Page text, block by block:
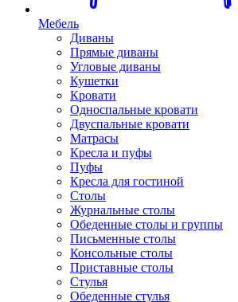
Мебель
Диваны
Прямые диваны
Угловые диваны
Кушетки
Кровати
Односпальные кровати
Двуспальные кровати
Матрасы
Кресла и пуфы
Пуфы
Кресла для гостиной
Столы
Журнальные столы
Обеденные столы и группы
Письменные столы
Консольные столы
Приставные столы
Стулья
Обеденные стулья